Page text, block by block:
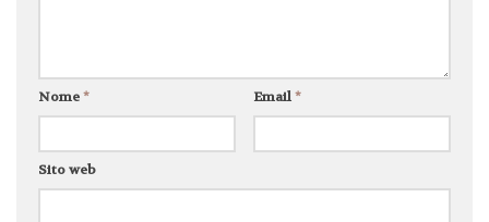
Nome* Email*
Sito web